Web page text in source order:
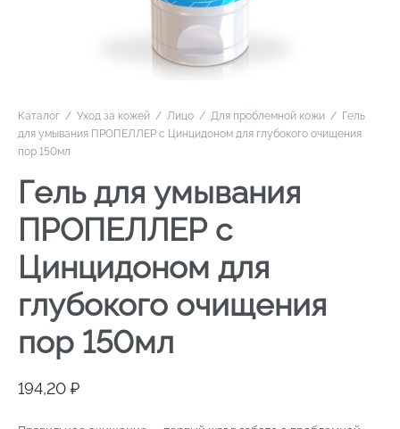
Каталог / Уход за кожей / Лицо / Для проблемной кожи / Гель
для умывания ПРОПЕЛЛЕР с Цинцидоном для глубокого очищения
пор 150мл
Гель для умывания
ПРОПЕЛЛЕР с
Цинцидоном для
глубокого очищения
пор 150мл
194,20 ₽